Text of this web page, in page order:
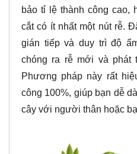
bảo tỉ lệ thành công cao,
cắt có ít nhất một nút rễ.
gián tiếp và duy trì độ
chóng ra rễ mới và phát
Phương pháp này rất
công 100%, giúp bạn dễ
cây với người thân hoặc